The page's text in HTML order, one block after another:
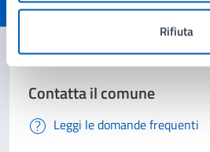
Rifiuta
Contatta il comune
Leggi le domande frequenti